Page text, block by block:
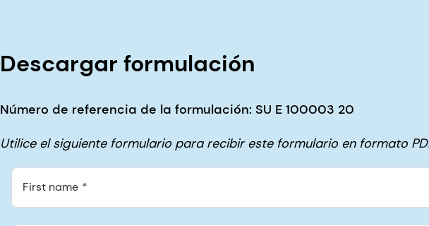
Descargar formulación
Número de referencia de la formulación: SU E 100003 20
Utilice el siguiente formulario para recibir este formulario en formato
First name